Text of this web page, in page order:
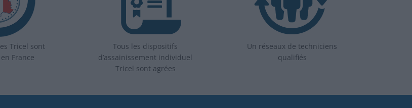
Tricel sont
France
Tous les dispositifs
d’assainissement individuel
Tricel sont agrées
Un réseaux de techniciens
qualifiés